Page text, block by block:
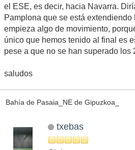
el ESE, es decir, hacia Navarra.
Pamplona que se está
empieza algo de movimiento,
único que hemos tenido al final es
pese a que no se han superado los
saludos
Bahía de Pasaia_NE de Gipuzkoa_
txebas